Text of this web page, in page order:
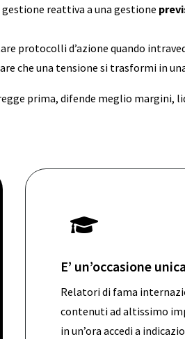
gestione reattiva a una gestione
protocolli d’azione quando
che una tensione si trasformi in
prima, difende meglio margini,

E’ un’occasione
Relatori di fama
contenuti ad altissimo
in un’ora accedi a